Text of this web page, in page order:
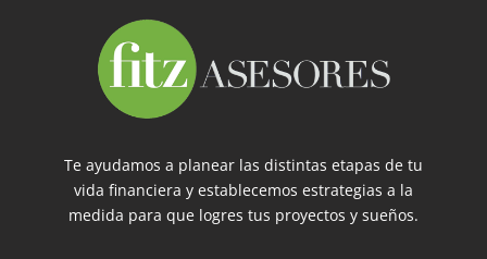
Te ayudamos a planear las distintas etapas de tu
vida financiera y establecemos estrategias a la
medida para que logres tus proyectos y sueños.